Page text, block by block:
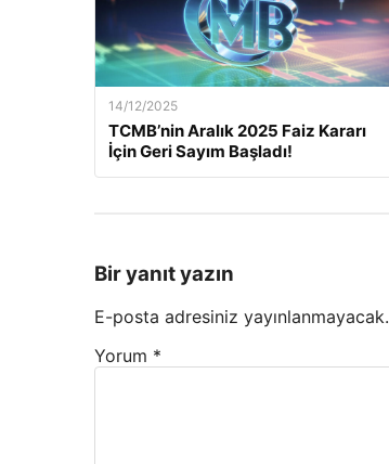
14/12/2025
TCMB’nin Aralık 2025 Faiz Kararı
İçin Geri Sayım Başladı!
Bir yanıt yazın
E-posta adresiniz yayınlanmayacak.
Yorum *